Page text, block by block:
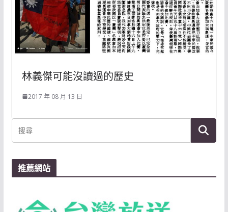
林義傑可能沒讀過的歷史
2017 年 08 月 13 日
推薦網站